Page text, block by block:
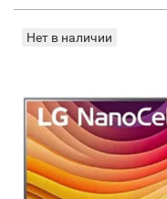
Нет в наличии